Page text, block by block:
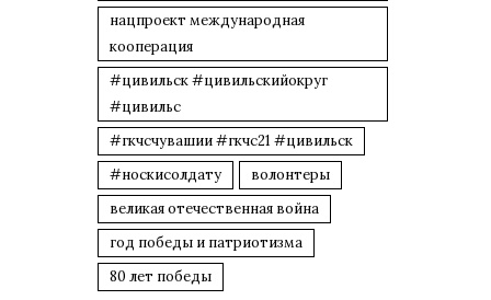
нацпроект международная
кооперация
#цивильск #цивильскийокруг
#цивильс
#гкчсчувашии #гкчс21 #цивильск
#носкисолдату
волонтеры
великая отечественная война
год победы и патриотизма
80 лет победы